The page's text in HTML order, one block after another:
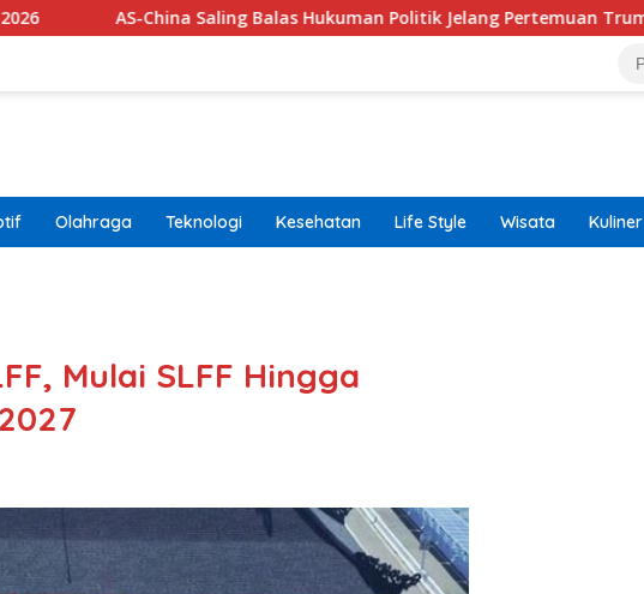
Saling Balas Hukuman Politik Jelang Pertemuan Trump dan Xi Jinping
Olahraga Teknologi Kesehatan Life Style Wisata Kuliner
Mulai SLFF Hingga